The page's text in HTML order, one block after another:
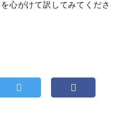
心がけて訳してみてくださ